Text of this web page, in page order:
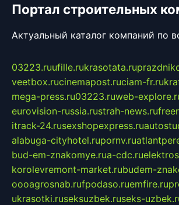
Портал строительных
Актуальный каталог компаний по
03223.ruufille.rukrasotata.ru
veetbox.rucinemapost.ruciam-fr.ru
mega-press.ru03223.ruweb-
eurovision-russia.rustrah-news.ru
itrack-24.rusexshopexpress.ru
alabuga-cityhotel.rupornv.ru
bud-em-znakomye.rua-cdc.ru
korolevremont-market.rubudem-
oooagrosnab.rufpodaso.ruemfire.ru
ukrasotki.ruseksuzbek.ruseks-